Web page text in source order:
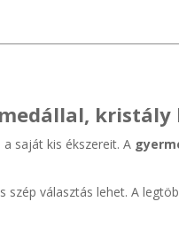
saját kis ékszereit. A
választás lehet. A